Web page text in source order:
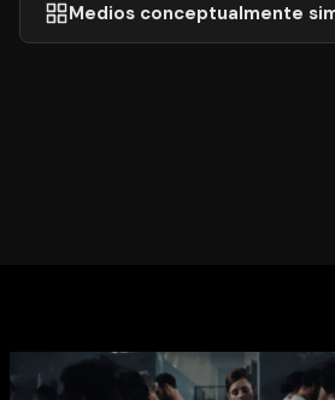
Medios conceptualmente